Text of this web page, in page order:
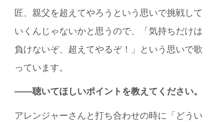
匠、親父を超えてやろうという思いで挑戦して
いくんじゃないかと思うので、「気持ちだけは
負けないぞ、超えてやるぞ！」という思いで歌
っています。
――聴いてほしいポイントを教えてください。
アレンジャーさんと打ち合わせの時に「どうい